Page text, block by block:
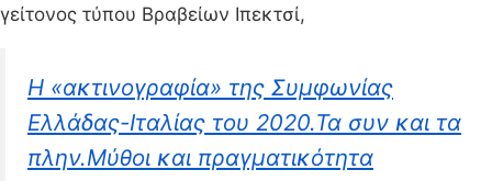
γείτονος τύπου Βραβείων Ιπεκτσί,
H «ακτινογραφία» της Συμφωνίας
Ελλάδας-Ιταλίας του 2020.Τα συν και τα
πλην.Μύθοι και πραγματικότητα